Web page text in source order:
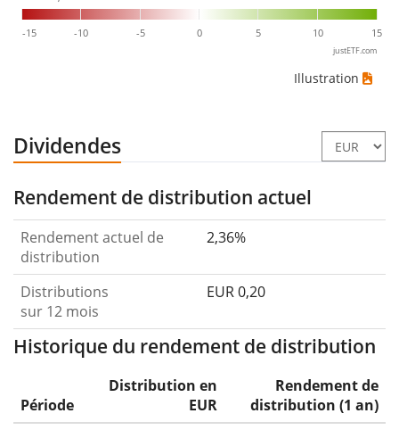
-15 -10 -5 0 5 10 15
justETF.com
Illustration
Dividendes
Rendement de distribution actuel
Rendement actuel de
distribution
2,36%
Distributions
sur 12 mois
EUR 0,20
Historique du rendement de distribution
Période
Distribution en
EUR
Rendement de
distribution (1 an)